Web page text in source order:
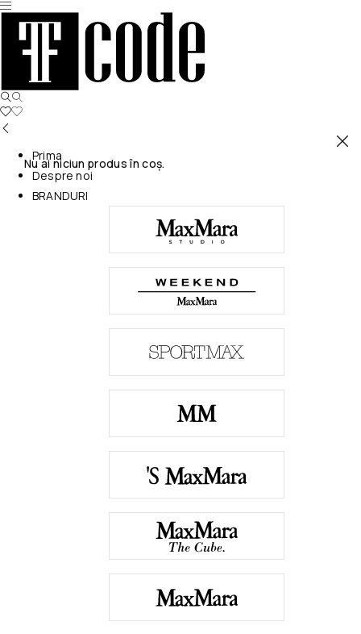
Nu ai niciun produs în coș.
Prima
Despre noi
BRANDURI